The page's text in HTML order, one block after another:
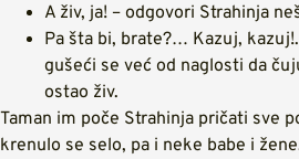
A živ, ja! – odgovori Strahinja
Pa šta bi, brate?… Kazuj,
gušeći se već od naglosti da
ostao živ.
Taman im poče Strahinja pričati sve
krenulo se selo, pa i neke babe i